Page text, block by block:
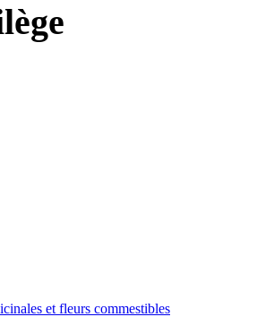
et fleurs commestibles